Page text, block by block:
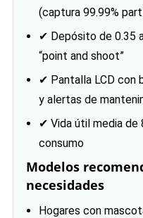
(captura 99.99%
✔ Depósito de 0.35
“point and shoot”
✔ Pantalla LCD con
y alertas de
✔ Vida útil media de
consumo
Modelos
necesidades
Hogares con